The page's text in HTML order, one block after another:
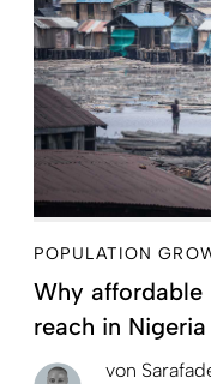
POPULATION
Why affordable
reach in Nigeria
von